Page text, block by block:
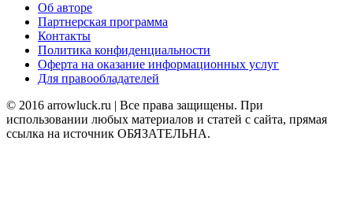
Об авторе
Партнерская программа
Контакты
Политика конфиденциальности
Оферта на оказание информационных услуг
Для правообладателей
© 2016 arrowluck.ru | Все права защищены. При
использовании любых материалов и статей с сайта, прямая
ссылка на источник ОБЯЗАТЕЛЬНА.